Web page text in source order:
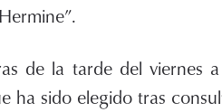
de la tarde del viernes
ha sido elegido tras